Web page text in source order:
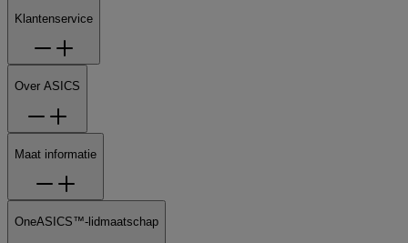
Klantenservice
Over ASICS
Maat informatie
OneASICS™-lidmaatschap